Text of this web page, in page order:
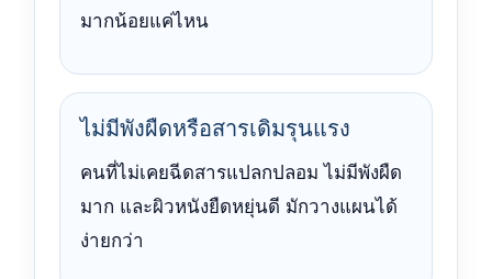
มากน้อยแค่ไหน
ไม่มีพังผืดหรือสารเดิมรุนแรง
คนที่ไม่เคยฉีดสารแปลกปลอม ไม่มีพังผืด
มาก และผิวหนังยืดหยุ่นดี มักวางแผนได้
ง่ายกว่า